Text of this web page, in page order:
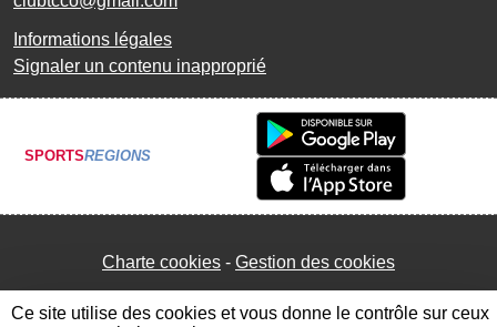
Informations légales
Signaler un contenu inapproprié
SPORTSREGIONS
Charte cookies Gestion des cookies
Ce site utilise des cookies et vous donne le contrôle sur ceux